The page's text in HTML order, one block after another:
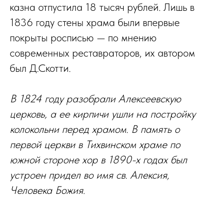
казна отпустила 18 тысяч рублей. Лишь в
1836 году стены храма были впервые
покрыты росписью — по мнению
современных реставраторов, их автором
был Д.Скотти.
В 1824 году разобрали Алексеевскую
церковь, а ее кирпичи ушли на постройку
колокольни перед храмом. В память о
первой церкви в Тихвинском храме по
южной стороне хор в 1890-х годах был
устроен придел во имя св. Алексия,
Человека Божия.